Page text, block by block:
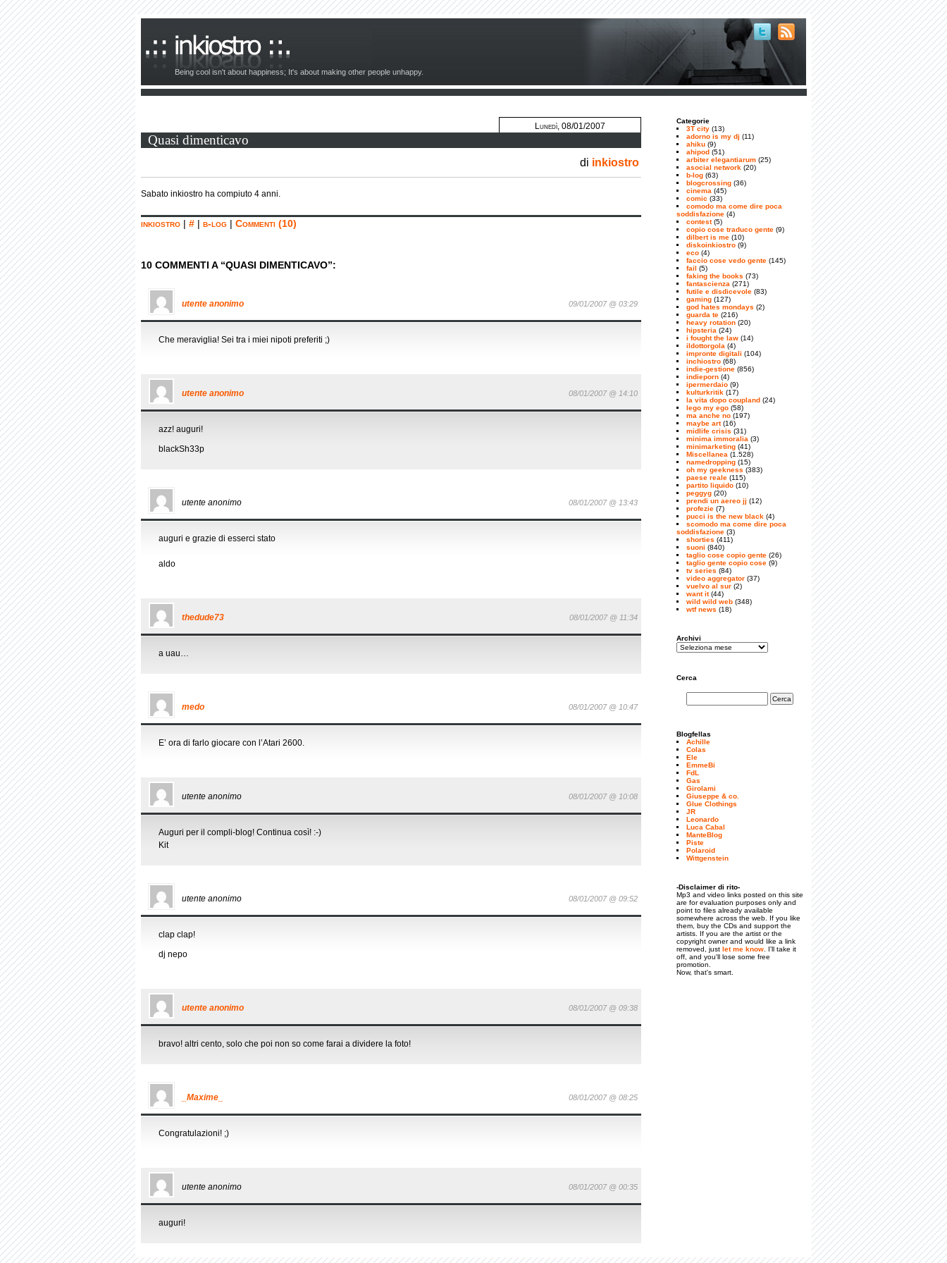
Being cool isn't about happiness; It's about making other people unhappy.
Lunedì, 08/01/2007
Quasi dimenticavo
di inkiostro
Sabato inkiostro ha compiuto 4 anni.
inkiostro | # | b-log | Commenti (10)
10 COMMENTI A “QUASI DIMENTICAVO”:
utente anonimo 09/01/2007 @ 03:29
Che meraviglia! Sei tra i miei nipoti preferiti ;)
utente anonimo 08/01/2007 @ 14:10
azz! auguri!
blackSh33p
utente anonimo 08/01/2007 @ 13:43
auguri e grazie di esserci stato
aldo
thedude73 08/01/2007 @ 11:34
a uau…
medo 08/01/2007 @ 10:47
E’ ora di farlo giocare con l’Atari 2600.
utente anonimo 08/01/2007 @ 10:08
Auguri per il compli-blog! Continua così! :-)
Kit
utente anonimo 08/01/2007 @ 09:52
clap clap!
dj nepo
utente anonimo 08/01/2007 @ 09:38
bravo! altri cento, solo che poi non so come farai a dividere la foto!
_Maxime_ 08/01/2007 @ 08:25
Congratulazioni! ;)
utente anonimo 08/01/2007 @ 00:35
auguri!
Categorie
3T city (13)
adorno is my dj (11)
ahiku (9)
ahipod (51)
arbiter elegantiarum (25)
asocial network (20)
b-log (63)
blogcrossing (36)
cinema (45)
comic (33)
comodo ma come dire poca
soddisfazione (4)
contest(5)
copio cose traduco gente (9)
dilbert is me (10)
diskoinkiostro (9)
eco (4)
faccio cose vedo gente (145)
fail (5)
faking the books (73)
fantascienza (271)
futile e disdicevole (83)
gaming (127)
god hates mondays (2)
guarda te (216)
heavy rotation (20)
hipsteria (24)
i fought the law (14)
ildottorgola (4)
impronte digitali (104)
inchiostro (68)
indie-gestione (856)
indieporn (4)
ipermerdaio (9)
kulturkritik (17)
la vita dopo coupland (24)
lego my ego (58)
ma anche no (197)
maybe art(16)
midlife crisis (31)
minima immoralia (3)
minimarketing (41)
Miscellanea (1.528)
namedropping (15)
oh my geekness (383)
paese reale (115)
partito liquido (10)
peggyg (20)
prendi un aereo jj (12)
profezie (7)
pucci is the new black (4)
scomodo ma come dire poca
soddisfazione (3)
shorties (411)
suoni (840)
taglio cose copio gente (26)
taglio gente copio cose (9)
tv series (84)
video aggregator (37)
vuelvo al sur (2)
want it(44)
wild wild web (348)
wtf news (18)
Archivi
Cerca
Blogfellas
Achille
Colas
Ele
EmmeBi
FdL
Gas
Girolami
Giuseppe & co.
Glue Clothings
JR
Leonardo
Luca Cabal
ManteBlog
Piste
Polaroid
Wittgenstein
-Disclaimer di rito-
Mp3 and video links posted on this site
are for evaluation purposes only and
point to files already available
somewhere across the web. If you like
them, buy the CDs and support the
artists. If you are the artist or the
copyright owner and would like a link
removed, just let me know . I'll take it
off, and you'll lose some free
promotion.
Now, that's smart.